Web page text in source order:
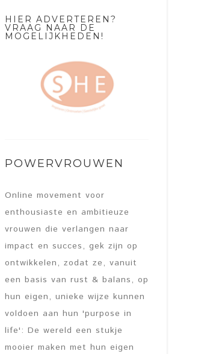
HIER ADVERTEREN?
VRAAG NAAR DE
MOGELIJKHEDEN!
POWERVROUWEN
Online movement voor
enthousiaste en ambitieuze
vrouwen die verlangen naar
impact en succes, gek zijn op
ontwikkelen, zodat ze, vanuit
een basis van rust & balans, op
hun eigen, unieke wijze kunnen
voldoen aan hun 'purpose in
life': De wereld een stukje
mooier maken met hun eigen